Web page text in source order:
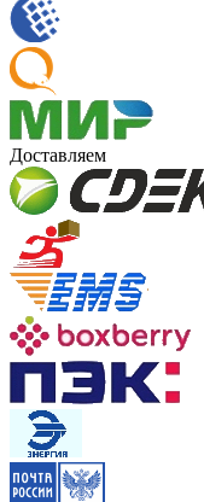
Доставляем